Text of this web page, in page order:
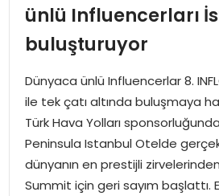
İDEAL SPOR
YAŞAM
MAGAZIN
SAĞLIK
ünlü Influencerları
buluşturuyor
Dünyaca ünlü Influencerlar 8.
ile tek çatı altında buluşmaya
Türk Hava Yolları
Peninsula Istanbul Otelde
dünyanın en prestijli
Summit için geri sayım başlattı.